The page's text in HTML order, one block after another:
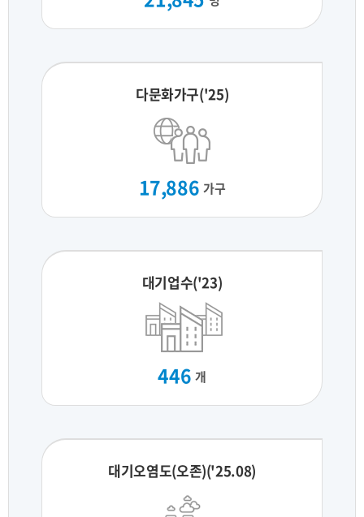
다문화가구('25)
17,886 가구
대기업수('23)
446 개
대기오염도(오존)('25.08)